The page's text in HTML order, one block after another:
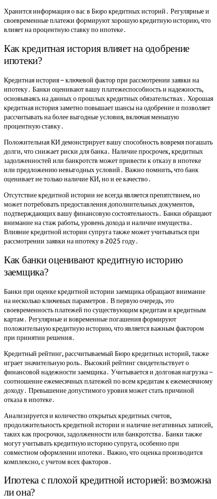
Хранится информация о вас в Бюро кредитных историй․ Регулярные и
своевременные платежи формируют хорошую кредитную историю, что
влияет на процентную ставку по ипотеке․
Как кредитная история влияет на одобрение
ипотеки?
Кредитная история – ключевой фактор при рассмотрении заявки на
ипотеку․ Банки оценивают вашу платежеспособность и надежность,
основываясь на данных о прошлых кредитных обязательствах․ Хорошая
кредитная история заметно повышает шансы на одобрение и позволяет
рассчитывать на более выгодные условия, включая меньшую
процентную ставку․
Положительная КИ демонстрирует вашу способность вовремя погашать
долги, что снижает риски для банка․ Наличие просрочек, кредитных
задолженностей или банкротств может привести к отказу в ипотеке
или предложению невыгодных условий․ Важно помнить, что банк
оценивает не только наличие КИ, но и ее качество․
Отсутствие кредитной истории не всегда является препятствием, но
может потребовать предоставления дополнительных документов,
подтверждающих вашу финансовую состоятельность․ Банки обращают
внимание на стаж работы, уровень дохода и наличие имущества․
Влияние кредитной истории супруга также может учитываться при
рассмотрении заявки на ипотеку в 2025 году․
Как банки оценивают кредитную историю
заемщика?
Банки при оценке кредитной истории заемщика обращают внимание
на несколько ключевых параметров․ В первую очередь, это
своевременность платежей по существующим кредитам и кредитным
картам․ Регулярные и вовременные погашения формируют
положительную кредитную историю, что является важным фактором
при принятии решения․
Кредитный рейтинг, рассчитываемый Бюро кредитных историй, также
играет значительную роль․ Высокий рейтинг свидетельствует о
финансовой надежности заемщика․ Учитывается и долговая нагрузка –
соотношение ежемесячных платежей по всем кредитам к ежемесячному
доходу․ Превышение допустимого уровня может стать причиной
отказа в ипотеке․
Анализируется и количество открытых кредитных счетов,
продолжительность кредитной истории и наличие негативных записей,
таких как просрочки, задолженности или банкротства․ Банки также
могут учитывать кредитную историю супруга, особенно при
совместном оформлении ипотеки․ Важно, что оценка производится
комплексно, с учетом всех факторов․
Ипотека с плохой кредитной историей: возможна
ли она?